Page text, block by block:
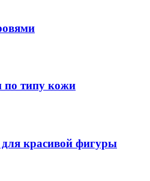
типу кожи
красивой фигуры